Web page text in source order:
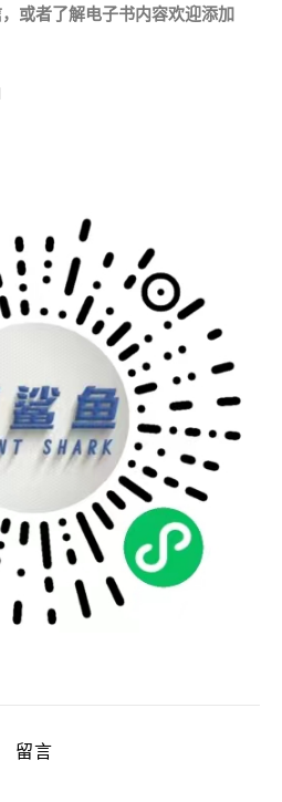
或者了解电子书内容欢迎添加
留言